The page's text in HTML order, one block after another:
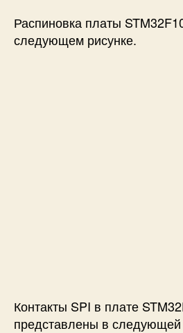
Распиновка платы
следующем рисунке.
Контакты SPI в плате
представлены в следующей